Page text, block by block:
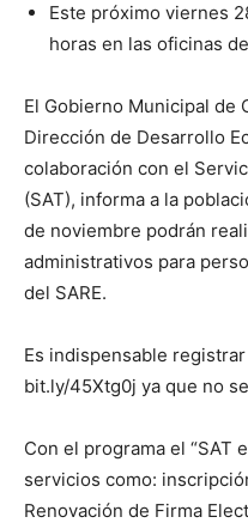
Este próximo viernes
horas en las oficinas
El Gobierno Municipal de
Dirección de Desarrollo
colaboración con el
(SAT), informa a la
de noviembre podrán
administrativos para
del SARE.
Es indispensable
bit.ly/45Xtg0j ya que no
Con el programa el “SAT
servicios como:
Renovación de Firma